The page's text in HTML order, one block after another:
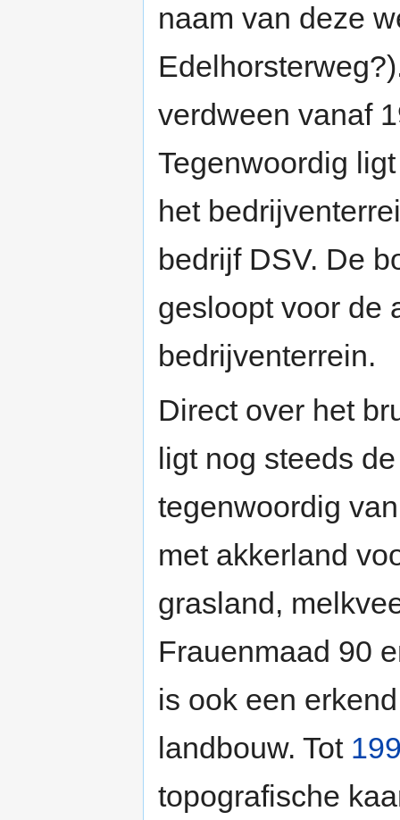
naam van deze
verdween vanaf
Tegenwoordig
het
bedrijf DSV. De
gesloopt voor de
bedrijventerrein.
Direct over het
ligt nog steeds
tegenwoordig
met akkerland
grasland,
Frauenmaad 90
is ook een
landbouw. Tot
topografische